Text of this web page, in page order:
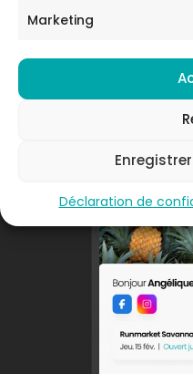
Marketing
Déclaration de
Votre